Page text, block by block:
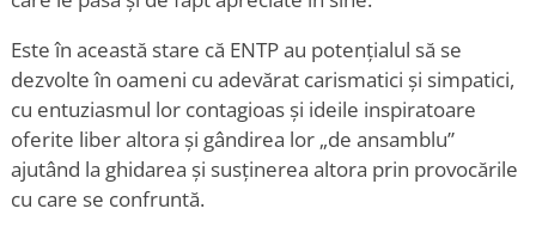
Este în această stare că ENTP au potențialul să se
dezvolte în oameni cu adevărat carismatici și simpatici,
cu entuziasmul lor contagioas și ideile inspiratoare
oferite liber altora și gândirea lor „de ansamblu”
ajutând la ghidarea și susținerea altora prin provocările
cu care se confruntă.